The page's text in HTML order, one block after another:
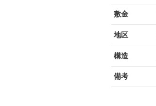
敷金
地区
構造
備考